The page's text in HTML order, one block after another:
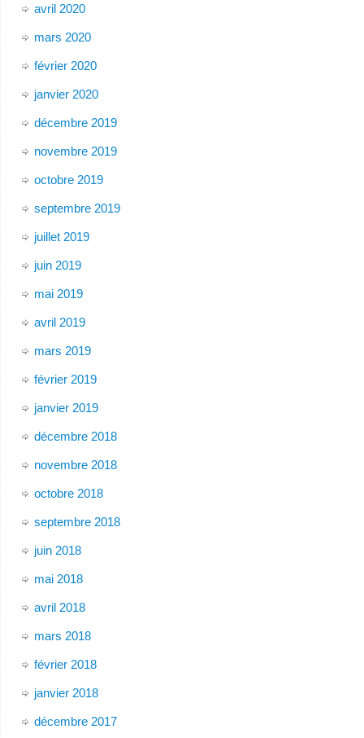
avril 2020
mars 2020
février 2020
janvier 2020
décembre 2019
novembre 2019
octobre 2019
septembre 2019
juillet 2019
juin 2019
mai 2019
avril 2019
mars 2019
février 2019
janvier 2019
décembre 2018
novembre 2018
octobre 2018
septembre 2018
juin 2018
mai 2018
avril 2018
mars 2018
février 2018
janvier 2018
décembre 2017